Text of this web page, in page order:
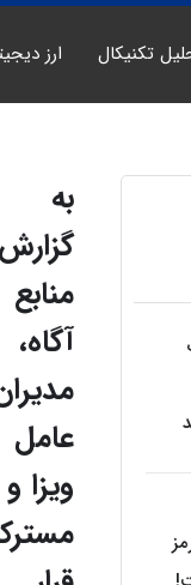
تکنیکال ارز
به
گزارش
منابع
آگاه،
عامل
ویزا و